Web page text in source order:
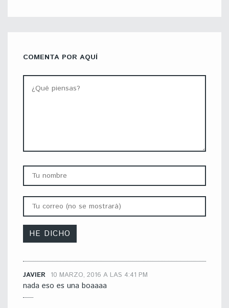
COMENTA POR AQUÍ
JAVIER 10 MARZO, 2016 A LAS 4:41 PM
nada eso es una boaaaa